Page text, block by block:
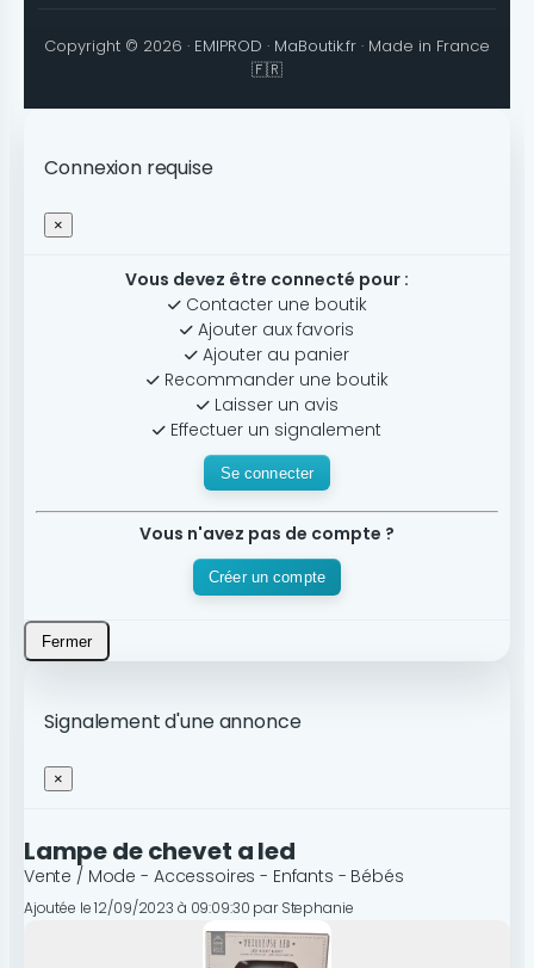
Copyright © 2026 · EMIPROD · MaBoutik.fr · Made in France
🇫🇷
Connexion requise
×
Vous devez être connecté pour :
Contacter une boutik
Ajouter aux favoris
Ajouter au panier
Recommander une boutik
Laisser un avis
Effectuer un signalement
Se connecter
Vous n'avez pas de compte ?
Créer un compte
Fermer
Signalement d'une annonce
×
Lampe de chevet a led
Vente / Mode - Accessoires - Enfants - Bébés
Ajoutée le 12/09/2023 à 09:09:30 par Stephanie